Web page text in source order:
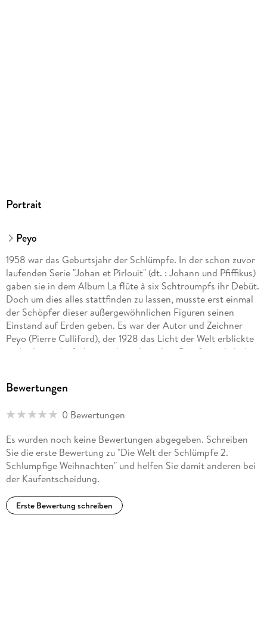
Portrait
Peyo
1958 war das Geburtsjahr der Schlümpfe. In der schon zuvor
laufenden Serie "Johan et Pirlouit" (dt. : Johann und Pfiffikus)
gaben sie in dem Album La flûte à six Schtroumpfs ihr Debüt.
Doch um dies alles stattfinden zu lassen, musste erst einmal
der Schöpfer dieser außergewöhnlichen Figuren seinen
Einstand auf Erden geben. Es war der Autor und Zeichner
Peyo (Pierre Culliford), der 1928 das Licht der Welt erblickte
und schon sehr früh einen künstlerischen Beruf, nämlich den
17 Jahren in den CBA-Studios als Trickzeichner angestellt.
Dort lernte er einige - heute ebenfalls berühmte - Talente der
von Lucky Luke; Franquin, der von Jijé den kleinen Pagen
Spirou übernahm, und später den Büroboten Gaston sowie
das Marsupilami erfand; aber auch realistische Zeichner wie
Eddy Paape (damals Valhardi, später Luc Orient). Als das
Studio zunehmend unter der Konkurrenz der amerikanischen
Trickfilmindustrie zu leiden hatte, wechselte Peyo in die
Bewertungen
0 Bewertungen
Es wurden noch keine Bewertungen abgegeben. Schreiben
Sie die erste Bewertung zu "Die Welt der Schlümpfe 2.
Schlumpfige Weihnachten" und helfen Sie damit anderen bei
der Kaufentscheidung.
Erste Bewertung schreiben